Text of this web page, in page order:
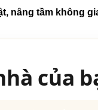
nâng tầm không
của